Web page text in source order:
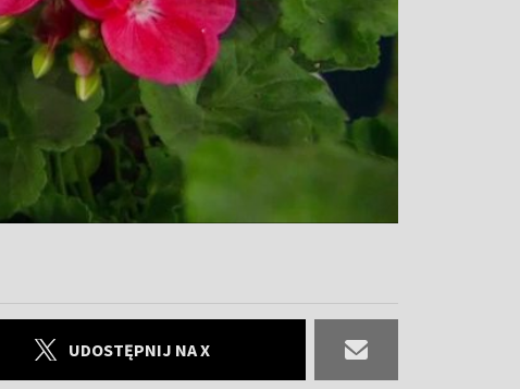
UDOSTĘPNIJ NA X